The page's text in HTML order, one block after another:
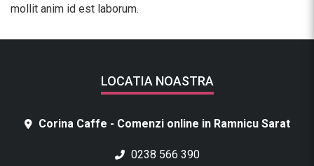
mollit anim id est laborum.
LOCATIA NOASTRA
Corina Caffe - Comenzi online in Ramnicu Sarat
0238 566 390